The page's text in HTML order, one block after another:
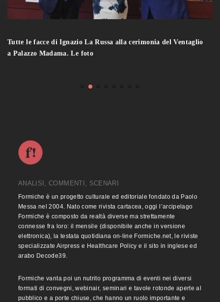
Tutte le facce di Ignazio La Russa alla cerimonia del Ventaglio
a Palazzo Madama. Le foto
ANALISI, COMMENTI, SCENARI
Formiche è un progetto culturale ed editoriale fondato da Paolo
Messa nel 2004. Nato come rivista cartacea, oggi l’arcipelago
Formiche è composto da realtà diverse ma strettamente
connesse fra loro: il mensile (disponibile anche in versione
elettronica), la testata quotidiana on-line Formiche.net, le riviste
specializzate Airpress e Healthcare Policy e il sito in inglese ed
arabo Decode39.
Formiche vanta poi un nutrito programma di eventi nei diversi
formati di convegni, webinair, seminari e tavole rotonde aperte al
pubblico e a porte chiuse, che hanno un ruolo importante e